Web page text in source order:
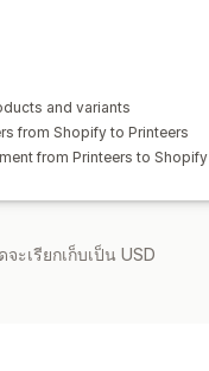
and variants
from Shopify to Printeers
from Printeers to Shopify
ะเรียกเก็บเป็น USD